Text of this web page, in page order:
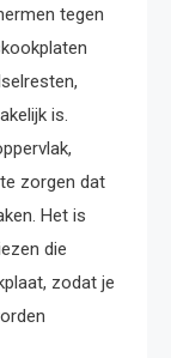
tegen
is.
zorgen dat
Het is
die
zodat je